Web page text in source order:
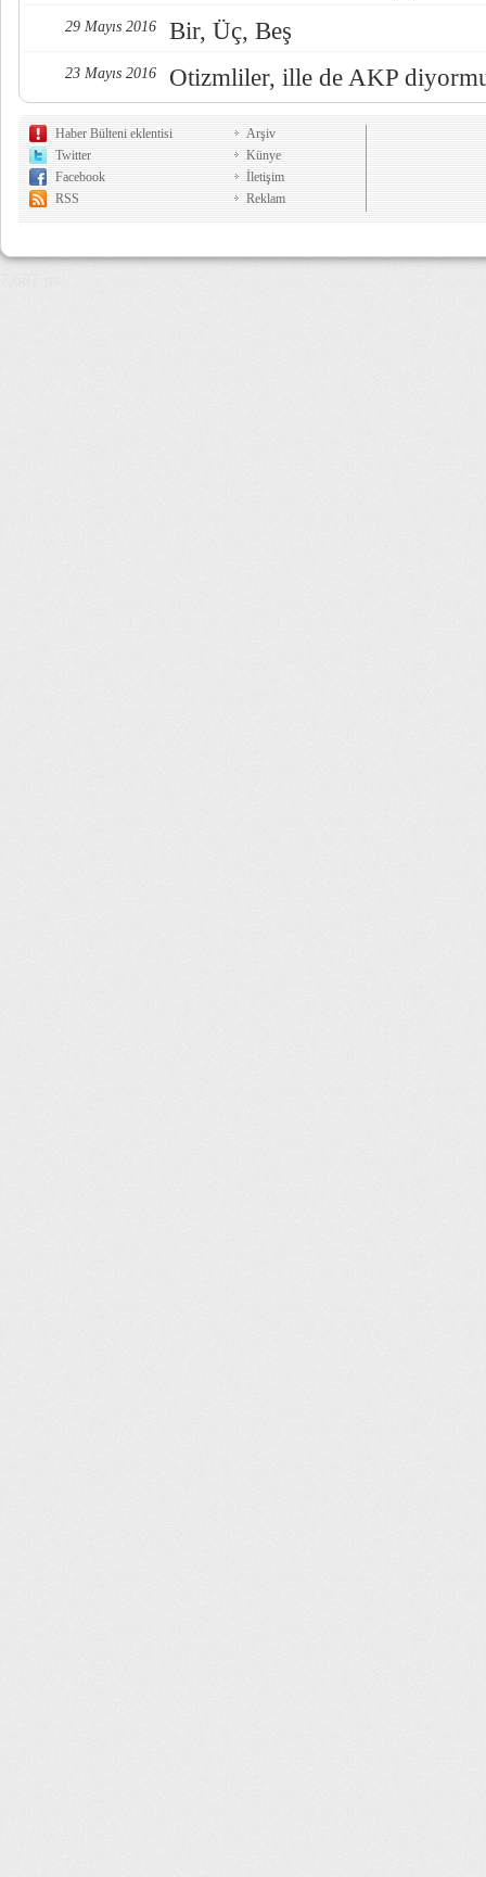
29 Mayıs 2016 Bir, Üç, Beş
23 Mayıs 2016 Otizmliler, ille de AKP
Haber Bülteni eklentisi
Twitter
Facebook
RSS
Arşiv
Künye
İletişim
Reklam